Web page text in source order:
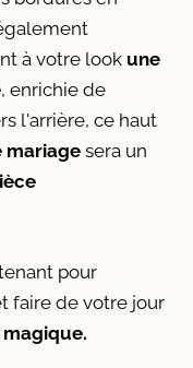
à votre look une
, enrichie de
l'arrière, ce haut
mariage sera un
pour
faire de votre jour
magique.